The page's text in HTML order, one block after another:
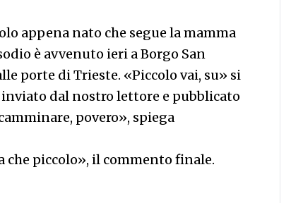
appena nato che segue la mamma
è avvenuto ieri a Borgo San
porte di Trieste. «Piccolo vai, su» si
dal nostro lettore e pubblicato
povero», spiega
che piccolo», il commento finale.